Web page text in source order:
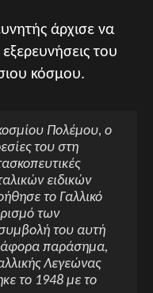
άρχισε να
εξερευνήσεις του
κόσμου.
Πολέμου, ο
του στη
ειδικών
το Γαλλικό
των
του αυτή
παράσημα,
Λεγεώνας
το 1948 με το